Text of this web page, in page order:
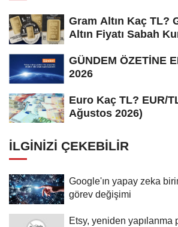
Gram Altın Kaç TL?
Altın Fiyatı Sabah
GÜNDEM ÖZETİNE
2026
Euro Kaç TL? EUR/
Ağustos 2026)
İLGINIZI ÇEKEBILIR
Google'ın yapay zeka
görev değişimi
Etsy, yeniden yapılanma